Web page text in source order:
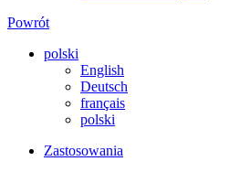
Powrót
polski
English
Deutsch
français
polski
Zastosowania